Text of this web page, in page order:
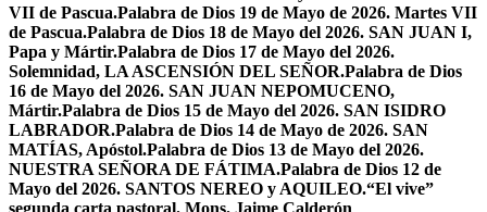
VII de Pascua.Palabra de Dios 19 de Mayo de 2026. Martes VII
de Pascua.Palabra de Dios 18 de Mayo del 2026. SAN JUAN I,
Papa y Mártir.Palabra de Dios 17 de Mayo del 2026.
Solemnidad, LA ASCENSIÓN DEL SEÑOR.Palabra de Dios
16 de Mayo del 2026. SAN JUAN NEPOMUCENO,
Mártir.Palabra de Dios 15 de Mayo del 2026. SAN ISIDRO
LABRADOR.Palabra de Dios 14 de Mayo de 2026. SAN
MATÍAS, Apóstol.Palabra de Dios 13 de Mayo del 2026.
NUESTRA SEÑORA DE FÁTIMA.Palabra de Dios 12 de
Mayo del 2026. SANTOS NEREO y AQUILEO.“El vive”
segunda carta pastoral. Mons. Jaime Calderón